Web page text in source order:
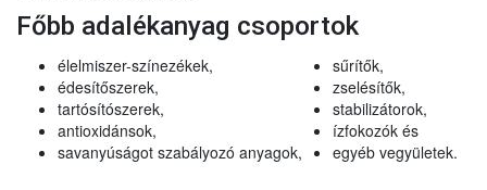
Főbb adalékanyag csoportok
élelmiszer-színezékek,
édesítőszerek,
tartósítószerek,
antioxidánsok,
savanyúságot szabályozó anyagok,
sűrítők,
zselésítők,
stabilizátorok,
ízfokozók és
egyéb vegyületek.